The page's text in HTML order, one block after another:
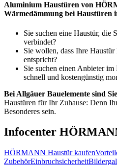
Aluminium Haustüren von
Wärmedämmung bei Haustüren
Sie suchen eine Haustür, die
verbindet?
Sie wollen, dass Ihre Haustür
entspricht?
Sie suchen einen Anbieter
schnell und kostengünstig
Bei Allgäuer Bauelemente sind
Haustüren für Ihr Zuhause: Denn
Besonderes sein.
Infocenter
HÖRMANN Haustür kaufen
ZubehörEinbruchsicherheit